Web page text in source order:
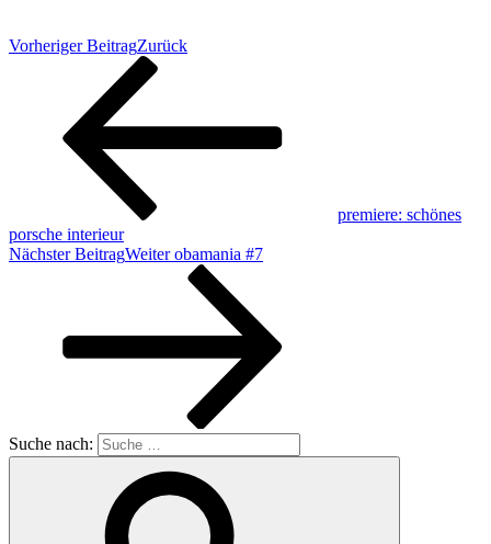
Vorheriger BeitragZurück
premiere: schönes
porsche interieur
Nächster BeitragWeiter obamania #7
Suche nach: